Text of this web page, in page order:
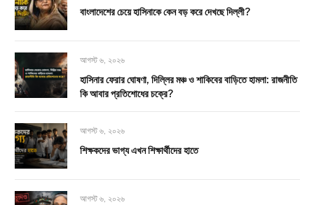
বাংলাদেশের চেয়ে হাসিনাকে কেন বড় করে দেখছে দিল্লী?
আগস্ট ৬, ২০২৬
হাসিনার ফেরার ঘোষণা, দিল্লির মঞ্চ ও শাকিবের বাড়িতে হামলা: রাজনীতি
কি আবার প্রতিশোধের চক্রে?
আগস্ট ৬, ২০২৬
শিক্ষকদের ভাগ্য এখন শিক্ষার্থীদের হাতে
আগস্ট ৬, ২০২৬